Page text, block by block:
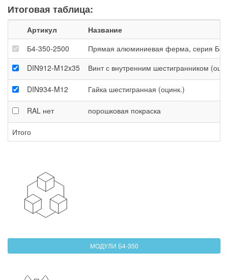
Итоговая таблица:
Артикул
Название
Б4-350-2500
Прямая алюминиевая ферма, серия Б4-
DIN912-M12x35
Винт с внутренним шестигранником
DIN934-M12 Гайка шестигранная (оцинк.)
RAL нет порошковая покраска
Итого
МОДУЛИ Б4-350